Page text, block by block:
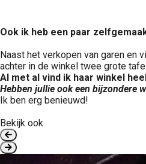
Ook ik heb een paar
Naast het verkopen van garen en
achter in de winkel twee grote
Al met al vind ik haar winkel
Hebben jullie ook een bijzondere
Ik ben erg benieuwd!
Bekijk ook